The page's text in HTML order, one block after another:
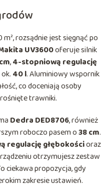
rozsądnie jest sięgnąć po
UV3600oferuje silnik
,4-stopniową regulację
40 l. Aluminiowy wspornik
co doceniają osoby
trawniki.
Dedra DED8706, również
roboczo pasem o38 cm.
regulację głębokościoraz
otrzymujesz zestaw
ciekawa propozycja, gdy
zakresie ustawień.